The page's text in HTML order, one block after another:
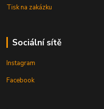
Tisk na zakázku
Sociální sítě
Instagram
Facebook